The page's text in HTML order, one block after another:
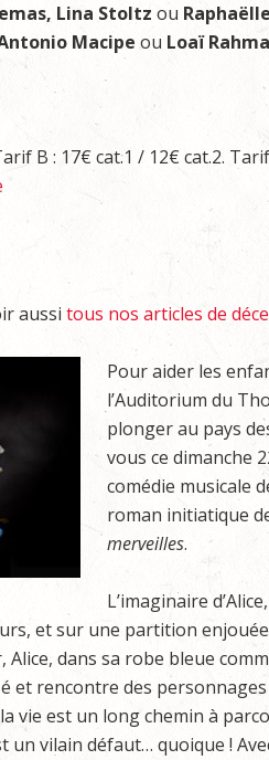
Lina Stoltz ou
Macipe ou Loaï
B : 17€ cat.1 / 12€ cat.2.
aussi tous nos articles de
Pour aider les
l’Auditorium du
plonger au pays
vous ce dimanche
comédie musicale
roman initiatique
merveilles.
L’imaginaire
et sur une partition
dans sa robe bleue
et rencontre des
vie est un long chemin à
un vilain défaut… quoique !